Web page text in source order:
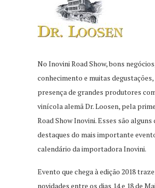
No Inovini Road Show, bons
conhecimento e muitas
presença de grandes produtores
vinícola alemã Dr. Loosen, pela
Road Show Inovini. Esses são alguns
destaques do mais importante
calendário da importadora Inovini.
Evento que chega à edição 2018
novidades entre os dias 14 e 18 de